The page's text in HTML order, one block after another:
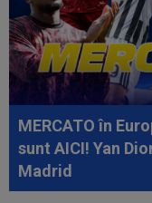
16:56
Petrolul -
1. Echipele.
16:47
Ce ofertă:
transferul lui Arda
16:46
Surpriză
”Acordul se încheie
MERCATO în
sunt AICI! Yan
Madrid